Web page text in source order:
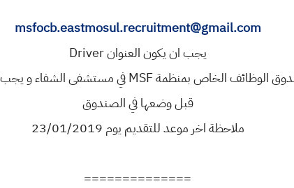
msfocb.eastmosul.recruitment@gmail.com
يجب ان يكون العنوان Driver
قبل وضعها في الصندوق
ملاحظة اخر موعد للتقديم يوم 23/01/2019
==============